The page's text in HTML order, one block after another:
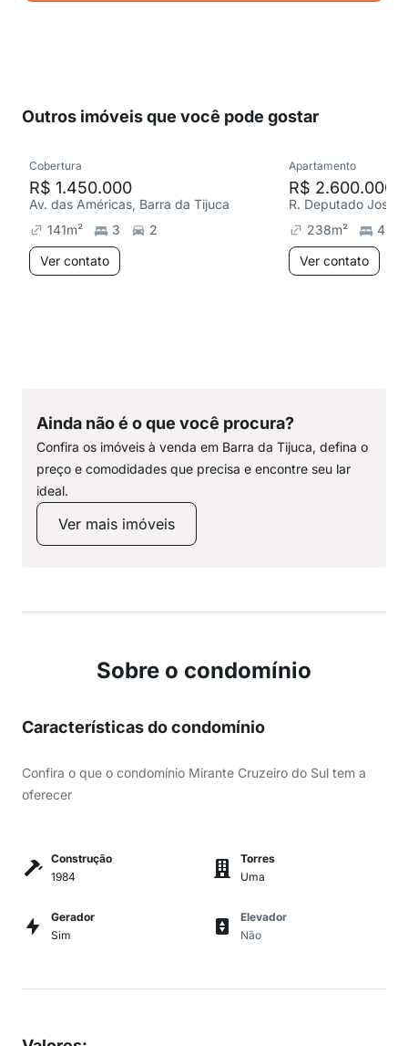
Outros imóveis que você pode gostar
Cobertura
R$ 1.450.000
Av. das Américas, Barra da Tijuca
141m² 3
2
Ver contato
Apartamento
R$ 2.600.000
238m²
4
Ver contato
Ainda não é o que você procura?
Confira os imóveis à venda em Barra da Tijuca, defina o
preço e comodidades que precisa e encontre seu lar
ideal.
Ver mais imóveis
Sobre o condomínio
Características do condomínio
Confira o que o condomínio Mirante Cruzeiro do Sul tem a
oferecer
Construção
1984
Torres
Uma
Gerador
Sim
Elevador
Não